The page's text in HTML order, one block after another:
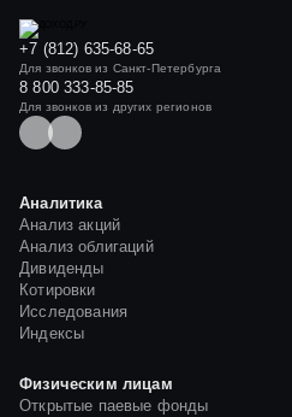
+7 (812) 635-68-65
Для звонков из Санкт-Петербурга
8 800 333-85-85
Для звонков из других регионов
Аналитика
Анализ акций
Анализ облигаций
Дивиденды
Котировки
Исследования
Индексы
Физическим лицам
Открытые паевые фонды